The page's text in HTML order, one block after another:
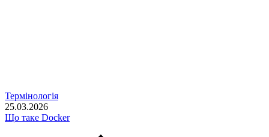
Термінологія
25.03.2026
Що таке Docker